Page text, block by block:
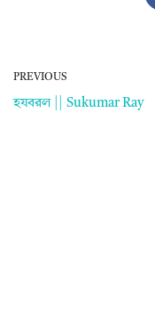
PREVIOUS
হযবরল || Sukumar Ray